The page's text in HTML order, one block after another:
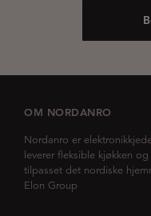
OM NORDANRO
Nordanro er
leverer fleksible kjøkken
tilpasset det nordiske
Elon Group